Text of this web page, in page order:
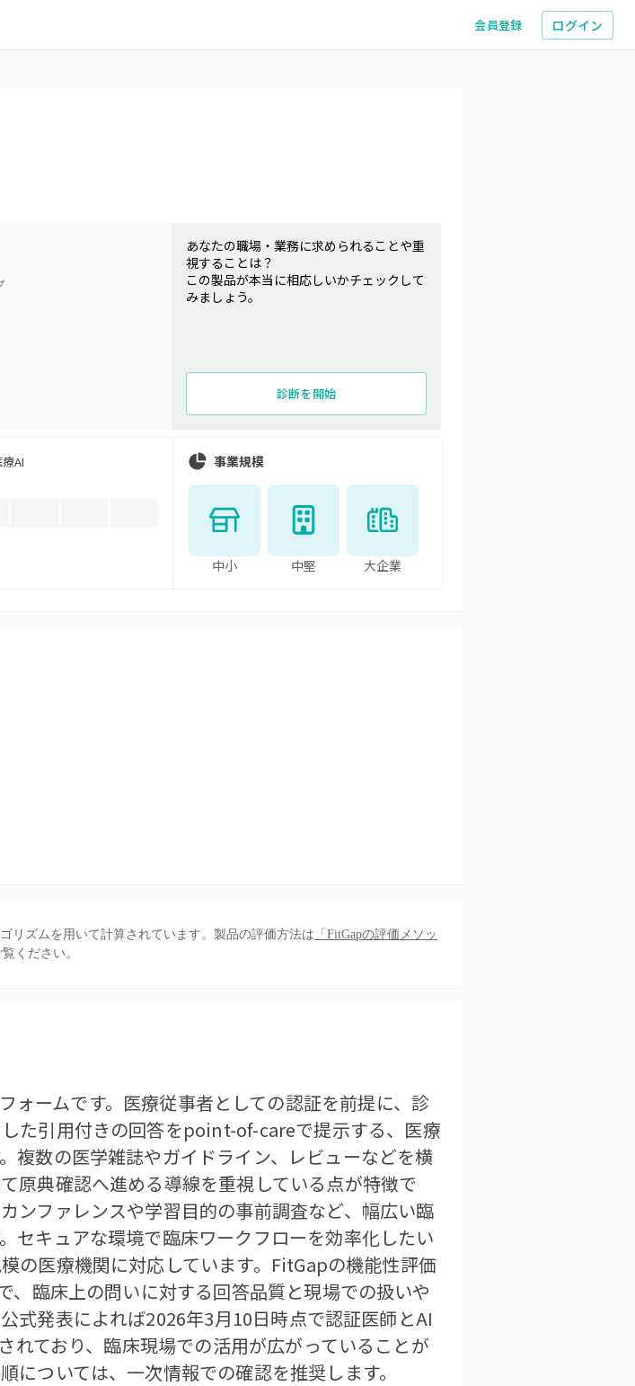
会員登録 ログイン
あなたの職場・業務に求められることや重
視することは？
この製品が本当に相応しいかチェックして
みましょう。
診断を開始
AI 事業規模
中小 中堅 大企業
リズムを用いて計算されています。製品の評価方法は 「FitGapの評価メソッ
ください。
ームです。医療従事者としての認証を前提に、診
た引用付きの回答をpoint-of-careで提示する、医療
複数の医学雑誌やガイドライン、レビューなどを横
原典確認へ進める導線を重視している点が特徴で
ンファレンスや学習目的の事前調査など、幅広い臨
セキュアな環境で臨床ワークフローを効率化したい
の医療機関に対応しています。FitGapの機能性評価
、臨床上の問いに対する回答品質と現場での扱いや
式発表によれば2026年3月10日時点で認証医師とAI
れており、臨床現場での活用が広がっていることが
については、一次情報での確認を推奨します。